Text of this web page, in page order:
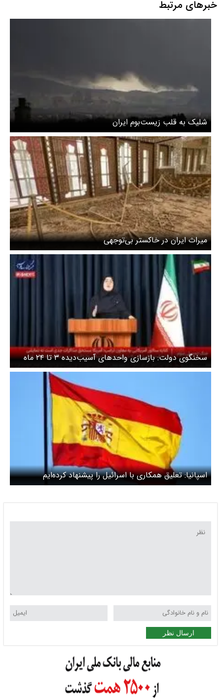
خبرهای مرتبط
شلیک به قلب زیست‌بوم ایران
میراث ایران در خاکستر بی‌توجهی
سخنگوی دولت: بازسازی واحدهای آسیب‌دیده ۳ تا ۲۴ ماه
طول می‌کشد + ویدیو
اسپانیا: تعلیق همکاری با اسرائیل را پیشنهاد کرده‌ایم
ارسال نظر